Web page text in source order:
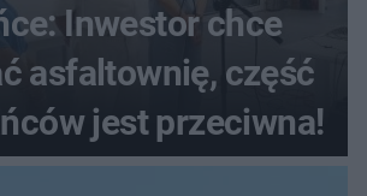
Inwestor chce
asfaltownię, część
jest przeciwna!